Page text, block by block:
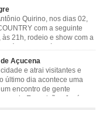
Quirino, nos dias 02,
com a seguinte
21h, rodeio e show com a
[…]
Açucena
e atrai visitantes e
último dia acontece uma
encontro de gente
de Exposições José